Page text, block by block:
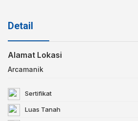
Detail
Alamat Lokasi
Arcamanik
Sertifikat
Luas Tanah